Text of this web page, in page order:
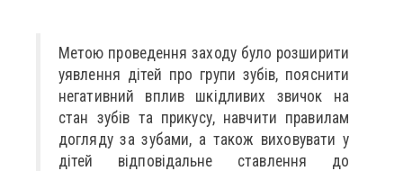
Метою проведення заходу було розширити
уявлення дітей про групи зубів, пояснити
негативний вплив шкідливих звичок на
стан зубів та прикусу, навчити правилам
догляду за зубами, а також виховувати у
дітей відповідальне ставлення до